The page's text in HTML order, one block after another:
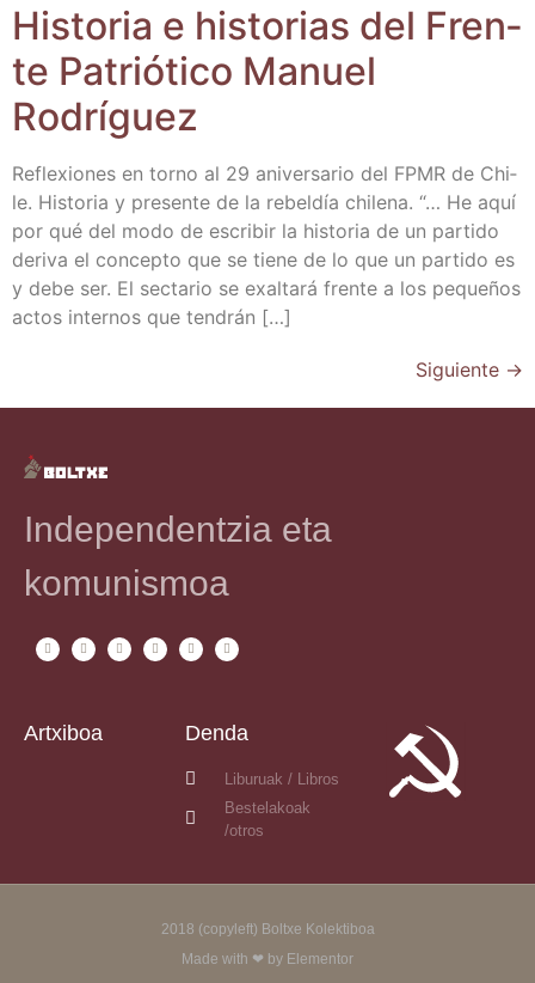
His­to­ria e his­to­rias del Fren­
te Patrió­ti­co Manuel
Rodríguez
Refle­xio­nes en torno al 29 ani­ver­sa­rio del FPMR de Chi­
le. His­to­ria y pre­sen­te de la rebel­día chi­le­na. “… He aquí
por qué del modo de escri­bir la his­to­ria de un par­ti­do
deri­va el con­cep­to que se tie­ne de lo que un par­ti­do es
y debe ser. El sec­ta­rio se exal­ta­rá fren­te a los peque­ños
actos inter­nos que tendrán […]
Siguiente →
Independentzia eta
komunismoa
Artxiboa Denda
Liburuak / Libros
Bestelakoak
/otros
2018 (copyleft) Boltxe Kolektiboa
Made with ❤ by Elementor